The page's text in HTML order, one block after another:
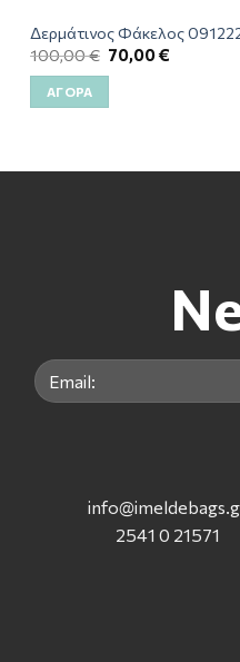
Δερμάτινος Φάκελος
100,00€ 70,00€
ΑΓΟΡΆ
info@imeldebags.g
2541 0 21571